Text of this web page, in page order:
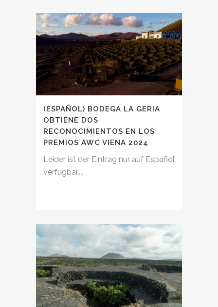
(ESPAÑOL) BODEGA LA GERIA
OBTIENE DOS
RECONOCIMIENTOS EN LOS
PREMIOS AWC VIENA 2024
Leider ist der Eintrag nur auf Español
verfügbar....